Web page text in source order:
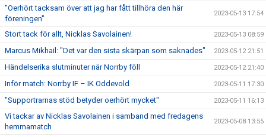
"Oerhört tacksam över att jag har fått tillhöra den här
föreningen"
2023-05-13 17:54
Stort tack för allt, Nicklas Savolainen! 2023-05-13 08:59
Marcus Mikhail: "Det var den sista skärpan som saknades" 2023-05-12 21:51
Händelserika slutminuter när Norrby föll 2023-05-12 21:40
Inför match: Norrby IF – IK Oddevold 2023-05-11 17:30
"Supportrarnas stöd betyder oerhört mycket" 2023-05-11 16:13
Vi tackar av Nicklas Savolainen i samband med fredagens
hemmamatch
2023-05-08 13:55